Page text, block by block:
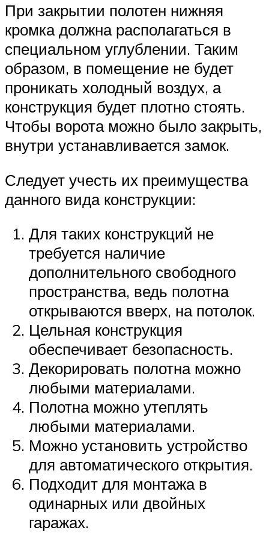
При закрытии полотен нижняя
кромка должна располагаться в
специальном углублении. Таким
образом, в помещение не будет
проникать холодный воздух, а
конструкция будет плотно стоять.
Чтобы ворота можно было закрыть,
внутри устанавливается замок.
Следует учесть их преимущества
данного вида конструкции:
Для таких конструкций не
требуется наличие
дополнительного свободного
пространства, ведь полотна
открываются вверх, на потолок.
Цельная конструкция
обеспечивает безопасность.
Декорировать полотна можно
любыми материалами.
Полотна можно утеплять
любыми материалами.
Можно установить устройство
для автоматического открытия.
Подходит для монтажа в
одинарных или двойных
гаражах.